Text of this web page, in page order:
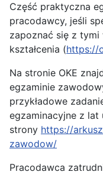
Część praktyczna
pracodawcy, jeśli
zapoznać się z
kształcenia (https://
Na stronie OKE
egzaminie
przykładowe
egzaminacyjne z lat
strony https://
zawodow/
Pracodawca